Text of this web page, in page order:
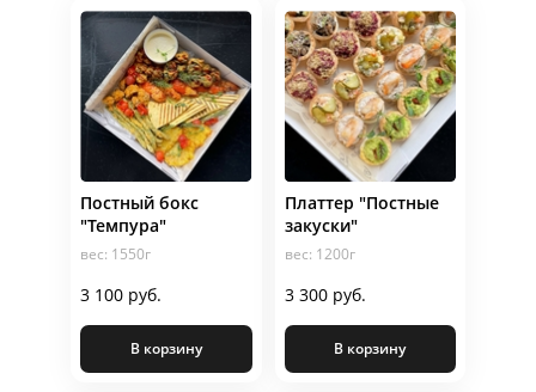
Постный бокс
"Темпура"
вес: 1550г
3 100 руб.
В корзину
Платтер "Постные
закуски"
вес: 1200г
3 300 руб.
В корзину